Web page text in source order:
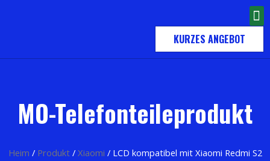
KURZES ANGEBOT
MO-Telefonteileprodukt
Heim / Produkt/ Xiaomi / LCD kompatibel mit Xiaomi Redmi S2